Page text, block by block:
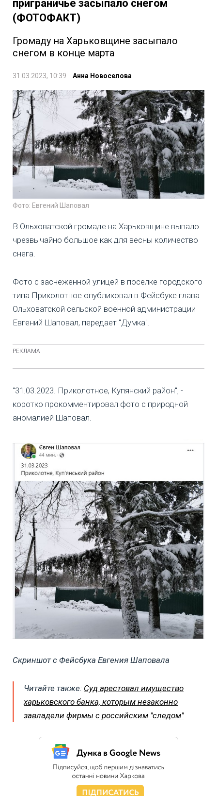
приграничье засыпало снегом
(ФОТОФАКТ)
Громаду на Харьковщине засыпало
снегом в конце марта
31.03.2023, 10:39 Анна Новоселова
Фото: Евгений Шаповал
В Ольховатской громаде на Харьковщине выпало
чрезвычайно большое как для весны количество
снега.
Фото с заснеженной улицей в поселке городского
типа Приколотное опубликовал в Фейсбуке глава
Ольховатской сельской военной администрации
Евгений Шаповал, передает "Думка".
"31.03.2023. Приколотное, Купянский район", -
коротко прокомментировал фото с природной
аномалией Шаповал.
Скриншот с Фейсбука Евгения Шаповала
Читайте также: Суд арестовал имущество
харьковского банка, которым незаконно
завладели фирмы с российским "следом"